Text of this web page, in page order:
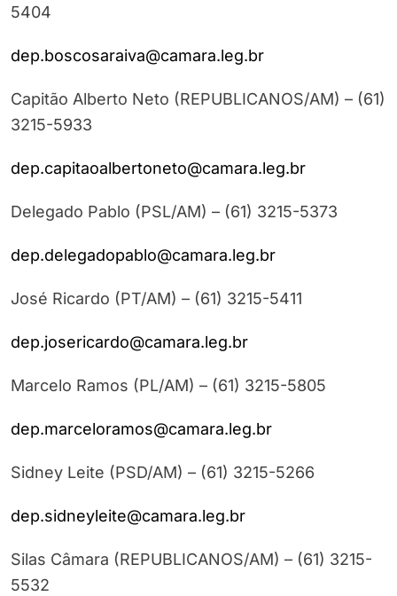
5404
dep.boscosaraiva@camara.leg.br
Capitão Alberto Neto (REPUBLICANOS/AM) – (61)
3215-5933
dep.capitaoalbertoneto@camara.leg.br
Delegado Pablo (PSL/AM) – (61) 3215-5373
dep.delegadopablo@camara.leg.br
José Ricardo (PT/AM) – (61) 3215-5411
dep.josericardo@camara.leg.br
Marcelo Ramos (PL/AM) – (61) 3215-5805
dep.marceloramos@camara.leg.br
Sidney Leite (PSD/AM) – (61) 3215-5266
dep.sidneyleite@camara.leg.br
Silas Câmara (REPUBLICANOS/AM) – (61) 3215-
5532